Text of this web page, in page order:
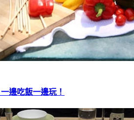
邊吃飯一邊玩！